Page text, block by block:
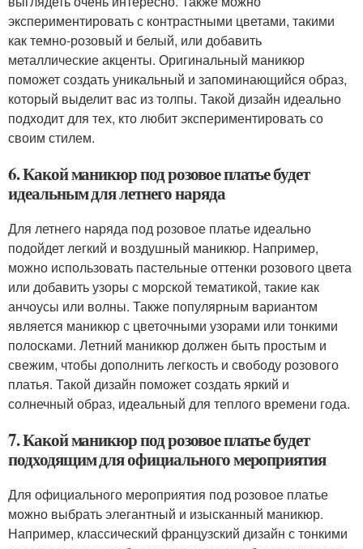
экспериментировать с контрастными цветами, такими
как темно-розовый и белый, или добавить
металлические акценты. Оригинальный маникюр
поможет создать уникальный и запоминающийся образ,
который выделит вас из толпы. Такой дизайн идеально
подходит для тех, кто любит экспериментировать со
своим стилем.
6. Какой маникюр под розовое платье будет
идеальным для летнего наряда
Для летнего наряда под розовое платье идеально
подойдет легкий и воздушный маникюр. Например,
можно использовать пастельные оттенки розового цвета
или добавить узоры с морской тематикой, такие как
анчоусы или волны. Также популярным вариантом
является маникюр с цветочными узорами или тонкими
полосками. Летний маникюр должен быть простым и
свежим, чтобы дополнить легкость и свободу розового
платья. Такой дизайн поможет создать яркий и
солнечный образ, идеальный для теплого времени года.
7. Какой маникюр под розовое платье будет
подходящим для официального мероприятия
Для официального мероприятия под розовое платье
можно выбрать элегантный и изысканный маникюр.
Например, классический французский дизайн с тонкими